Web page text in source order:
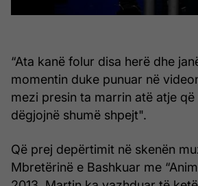
“Ata kanë folur disa herë dhe
momentin duke punuar në
mezi presin ta marrin atë atje
dëgjojnë shumë shpejt".
Që prej depërtimit në skenën
Mbretërinë e Bashkuar me